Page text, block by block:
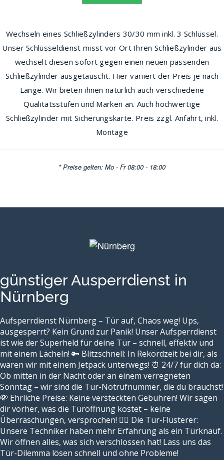
Wechseln eines Schließzylinders 30/30 mm inkl. 3 Schlüssel.
Unser Schlüsseldienst misst vor Ort Ihren Schließzylinder aus
wechselt diesen sofort gegen einen neuen passenden
Schließzylinder ausgetauscht. Hier variiert der Preis je nach
Länge. Wir bieten ihnen natürlich auch verschiedene
Qualitätsstufen und Marken an. Auch hochwertige
Schließzylinder mit Sicherungskarte. Preis zzgl. Anfahrt, inkl.
Montage
* Preise gelten: Mo - Fr 08:00 - 18:00
günstiger Ausperrdienst in
Nürnberg
Aufsperrdienst Nürnberg – Tür auf, Chaos weg! Ups,
ausgesperrt? Kein Grund zur Panik! Unser Aufsperrdienst
ist wie der Superheld für deine Tür – schnell, effektiv und
mit einem Lächeln! 🔑 Blitzschnell: In Rekordzeit bei dir, als
wären wir mit einem Jetpack unterwegs! ⏰ 24/7 für dich da:
Ob mitten in der Nacht oder an einem verregneten
Sonntag – wir sind die Tür-Notrufnummer, die du brauchst!
💸 Ehrliche Preise: Keine versteckten Gebühren! Wir sagen
dir vorher, was die Türöffnung kostet – keine
Überraschungen, versprochen! 👷‍♂️ Die Tür-Flüsterer:
Unsere Techniker haben mehr Erfahrung als ein Türknauf.
Wir öffnen alles, was sich verschlossen hat! Lass uns das
Tür-Dilemma lösen schnell und ohne Probleme!